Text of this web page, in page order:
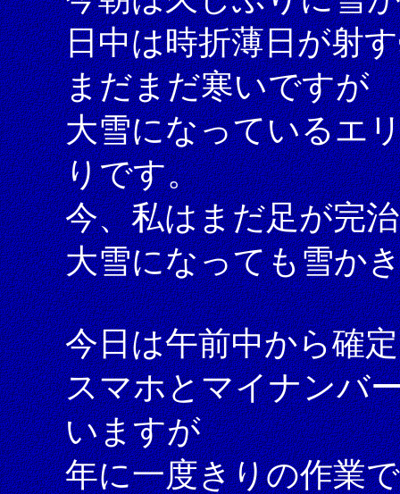
日中は時折薄日が射
まだまだ寒いですが
大雪になっているエ
りです。
今、私はまだ足が完
大雪になっても雪か
今日は午前中から確
スマホとマイナンバ
いますが
年に一度きりの作業